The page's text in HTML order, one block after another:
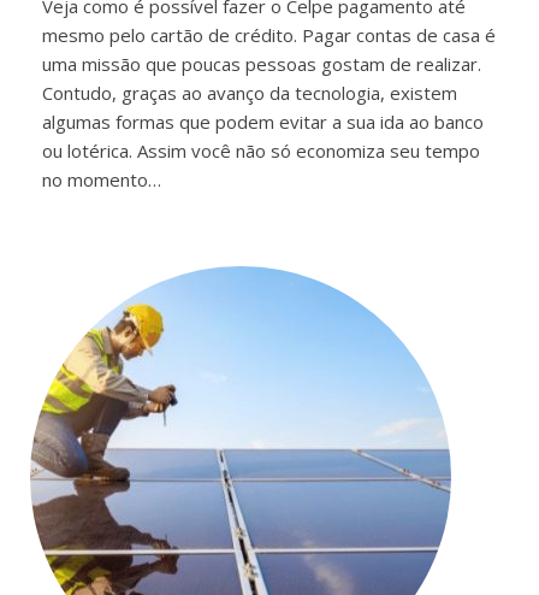
Veja como é possível fazer o Celpe pagamento até
mesmo pelo cartão de crédito. Pagar contas de casa é
uma missão que poucas pessoas gostam de realizar.
Contudo, graças ao avanço da tecnologia, existem
algumas formas que podem evitar a sua ida ao banco
ou lotérica. Assim você não só economiza seu tempo
no momento…